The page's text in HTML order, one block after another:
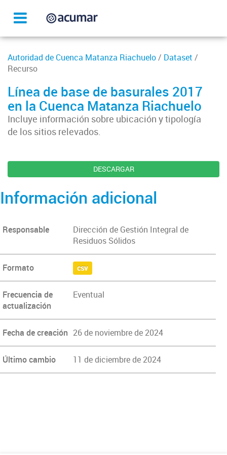
Autoridad de Cuenca Matanza Riachuelo/ Dataset /
Recurso
Línea de base de basurales 2017
en la Cuenca Matanza Riachuelo
Incluye información sobre ubicación y tipología
de los sitios relevados.
DESCARGAR
Información adicional
Responsable
Dirección de Gestión Integral de
Residuos Sólidos
Formato csv
Frecuencia de
actualización
Eventual
Fecha de creación 26 de noviembre de 2024
Último cambio 11 de diciembre de 2024